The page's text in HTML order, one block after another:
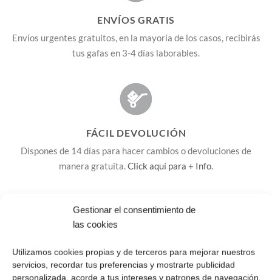
Gestionar el consentimiento de
las cookies
Utilizamos cookies propias y de terceros para mejorar nuestros
servicios, recordar tus preferencias y mostrarte publicidad
personalizada, acorde a tus intereses y patrones de navegación.
ENVÍOS GRATIS
Envíos urgentes gratuitos, en la mayoría de los casos, recibirás
tus gafas en 3-4 días laborables.
FÁCIL DEVOLUCIÓN
Dispones de 14 días para hacer cambios o devoluciones de
manera gratuita.Click aquí para + Info.
2 AÑOS DE GARANTÍA
Tus Roberto Sunglasses de OUTLET cuentan con total